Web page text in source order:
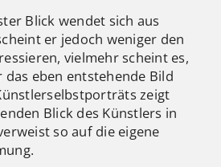
Blick wendet sich aus
er jedoch weniger den
vielmehr scheint es,
das eben entstehende Bild
zeigt
Blick des Künstlers in
so auf die eigene